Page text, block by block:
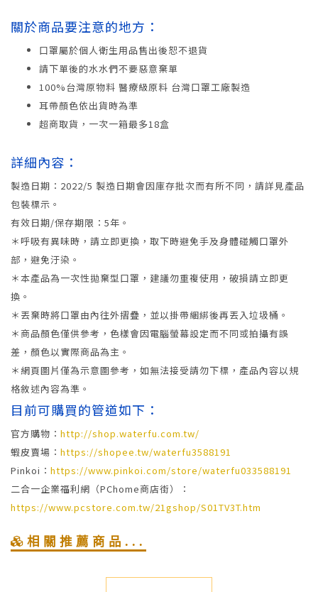
關於商品要注意的地方：
口罩屬於個人衛生用品售出後恕不退貨
請下單後的水水們不要惡意棄單
100%台灣原物料 醫療級原料 台灣口罩工廠製造
耳帶顏色依出貨時為準
超商取貨，一次一箱最多18盒
詳細內容：
製造日期：2022/5 製造日期會因庫存批次而有所不同，請詳見產品
包裝標示。
有效日期/保存期限：5年。
＊呼吸有異味時，請立即更換，取下時避免手及身體碰觸口罩外
部，避免汙染。
＊本產品為一次性拋棄型口罩，建議勿重複使用，破損請立即更
換。
＊丟棄時將口罩由內往外摺疊，並以掛帶綑綁後再丟入垃圾桶。
＊商品顏色僅供參考，色樣會因電腦螢幕設定而不同或拍攝有誤
差，顏色以實際商品為主。
＊網頁圖片僅為示意圖參考，如無法接受請勿下標，產品內容以規
格敘述內容為準。
目前可購買的管道如下：
官方購物： http://shop.waterfu.com.tw/
蝦皮賣場： https://shopee.tw/waterfu3588191
Pinkoi： https://www.pinkoi.com/store/waterfu033588191
二合一企業福利網（PChome商店街）：
https://www.pcstore.com.tw/21gshop/S01TV3T.htm
相關推薦商品...